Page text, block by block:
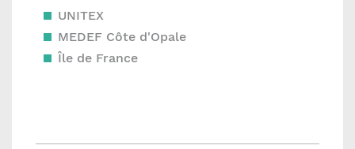
UNITEX
MEDEF Côte d'Opale
Île de France